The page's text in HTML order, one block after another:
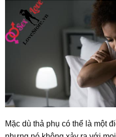
Mặc dù thả phụ có thể là một